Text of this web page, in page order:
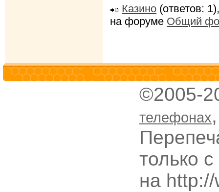
Казино (ответов:
на форуме Общий
©2005-
телефонах
только
на